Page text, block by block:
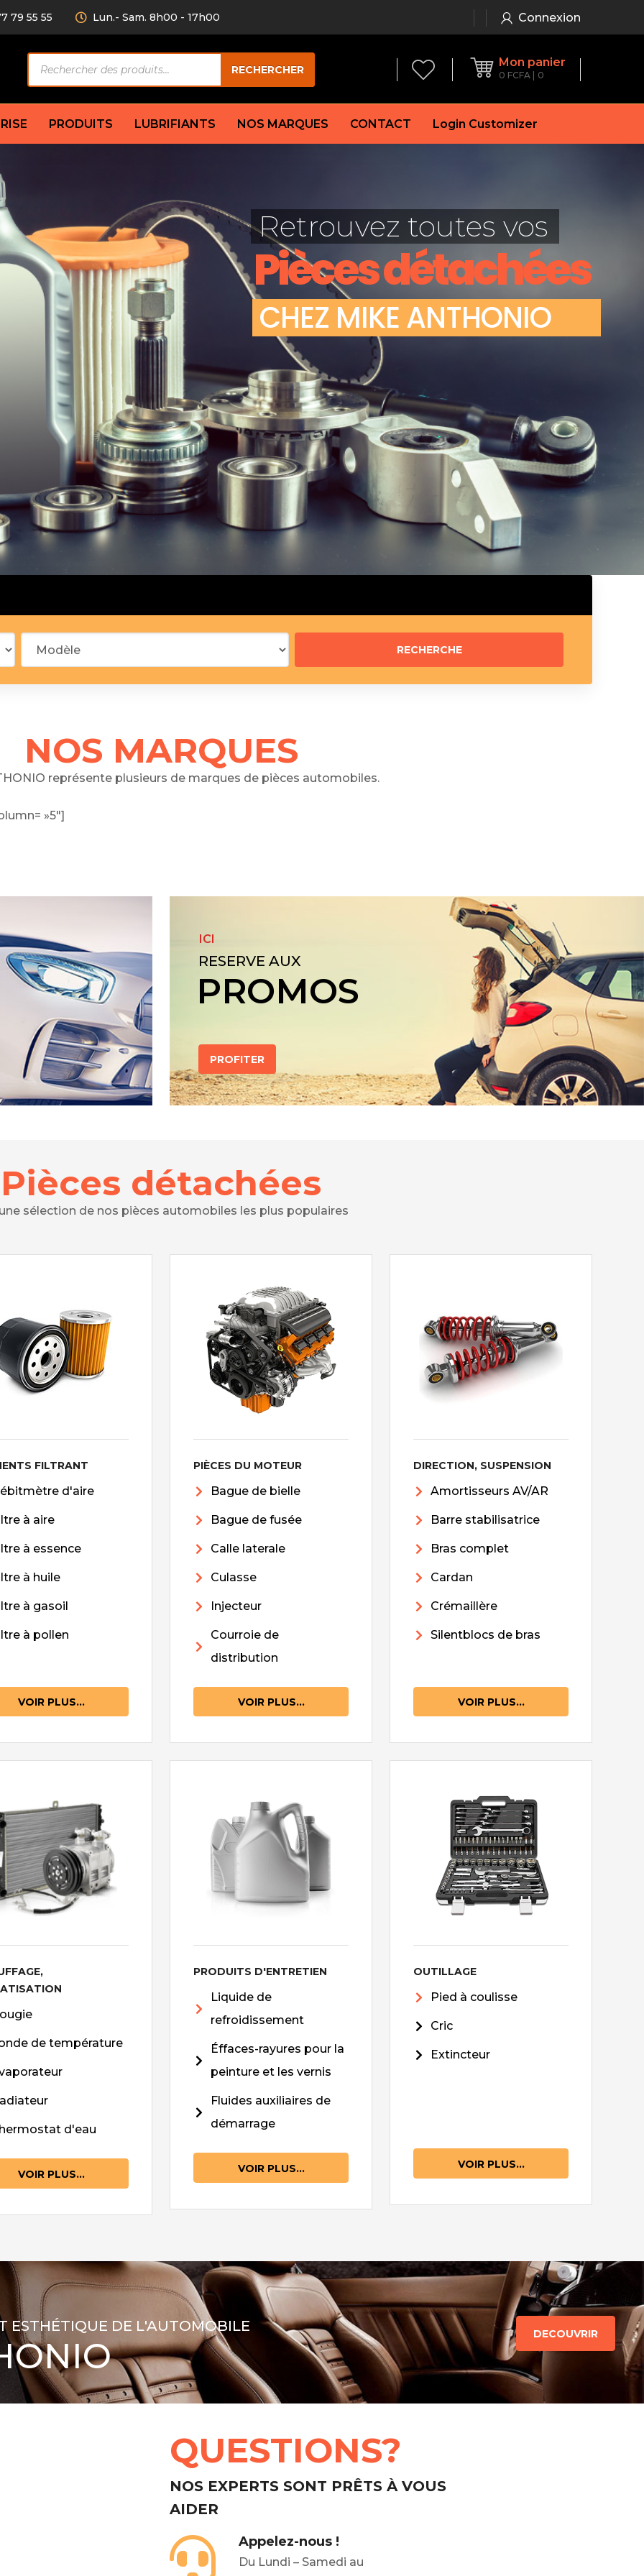
79 55 55 Lun.- Sam. 8h00 - 17h00 Connexion
de
produits
RECHERCHER
Mon panier
0 FCFA 0
AV/AR
amortisseur
Compresseur
Condenseur
Électrovanne
Évaporateur
Mano
Thermostat d’eau
Sonde de température
Garniture
Flexible de frein
Huile de frein
Mâchoires de frein
Jeu de plaquettes de frein
Démarreur
Feu arrière
principal
fusée
distribution
Débitmètre d’aire
Filtre à aire
Filtre à essence
Filtre à huile
Filtre à gasoil
Silencieux arrière
Silencieux central
Butée élastique de silencieux
Raccord de tuyau d’échappement
PRODUITS LUBRIFIANTS NOS MARQUES CONTACT Login Customizer
Pièces détachées
CHEZ MIKEANTHONIO
Retrouvez toutes vos
NOS MARQUES
représente plusieurs de marques de pièces automobiles.
»5″]
ICI
RESERVE AUX
PROMOS
PROFITER
Pièces détachées
sélection de nos pièces automobiles les plus populaires
FILTRANT
d'aire
à aire
à essence
à huile
à gasoil
à pollen
VOIR PLUS...
PIÈCES DU MOTEUR
Bague de bielle
Bague de fusée
Calle laterale
Culasse
Injecteur
Courroie de
distribution
VOIR PLUS...
DIRECTION, SUSPENSION
Amortisseurs AV/AR
Barre stabilisatrice
Bras complet
Cardan
Crémaillère
Silentblocs de bras
VOIR PLUS...
de température
d'eau
VOIR PLUS...
PRODUITS D'ENTRETIEN
Liquide de
refroidissement
Éffaces-rayures pour la
peinture et les vernis
Fluides auxiliaires de
démarrage
VOIR PLUS...
OUTILLAGE
Pied à coulisse
Cric
Extincteur
VOIR PLUS...
ESTHÉTIQUE DE L'AUTOMOBILE DECOUVRIR
QUESTIONS?
NOS EXPERTS SONT PRÊTS À VOUS
AIDER
Appelez-nous !
Du Lundi – Samedi au